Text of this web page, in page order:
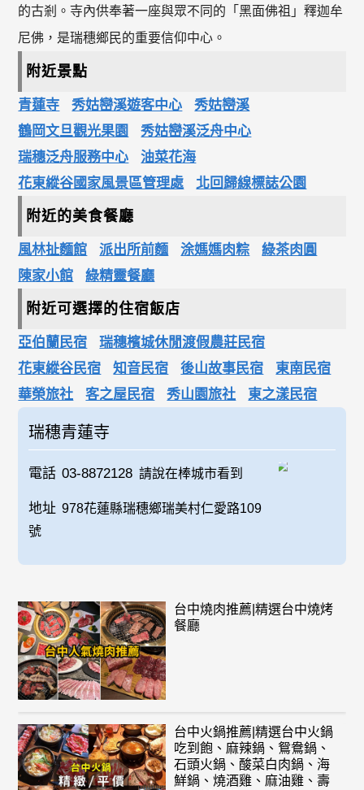
的古剎。寺內供奉著一座與眾不同的「黑面佛祖」釋迦牟
尼佛，是瑞穗鄉民的重要信仰中心。
附近景點
青蓮寺 秀姑巒溪遊客中心
秀姑巒溪
鶴岡文旦觀光果園
秀姑巒溪泛舟中心
瑞穗泛舟服務中心
油菜花海
花東縱谷國家風景區管理處
北回歸線標誌公園
附近的美食餐廳
風林扯麵館 派出所前麵 涂媽媽肉粽
綠茶肉圓
陳家小館
綠精靈餐廳
附近可選擇的住宿飯店
亞伯蘭民宿
瑞穗檳城休閒渡假農莊民宿
花東縱谷民宿
知音民宿 後山故事民宿
東南民宿
華榮旅社
客之屋民宿 秀山園旅社 東之漾民宿
瑞穗青蓮寺
電話 03-8872128 請說在棒城市看到
地址 978花蓮縣瑞穗鄉瑞美村仁愛路109
號
台中燒肉推薦|精選台中燒烤
餐廳
台中火鍋推薦|精選台中火鍋
吃到飽、麻辣鍋、鴛鴦鍋、
石頭火鍋、酸菜白肉鍋、海
鮮鍋、燒酒雞、麻油雞、壽